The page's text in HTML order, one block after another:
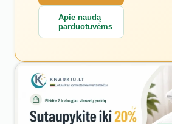
Apie naudą
parduotuvėms